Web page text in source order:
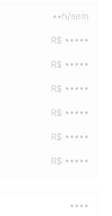
••h/sem
R$ •••••
R$ •••••
R$ •••••
R$ •••••
R$ •••••
R$ •••••
••••